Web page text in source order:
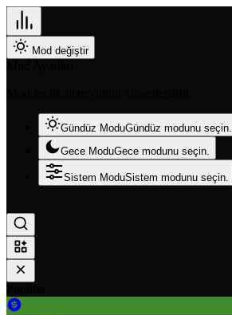
Mod değiştir
Gündüz ModuGündüz modunu seçin.
Gece ModuGece modunu seçin.
Sistem ModuSistem modunu seçin.